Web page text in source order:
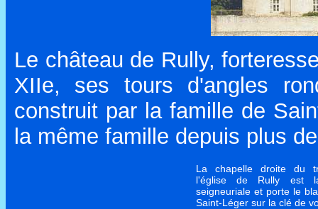
Le château de Rully,
XIIe, ses tours d'angles
construit par la famille de
la même famille depuis plus
La chapelle droite du
l'église de Rully est
seigneuriale et porte le
Saint-Léger sur la clé de